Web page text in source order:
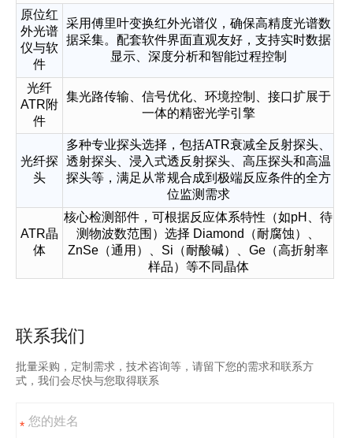
原位红
外光谱
仪与软
件
采用傅里叶变换红外光谱仪，确保高精度光谱数
据采集。配套软件界面直观友好，支持实时数据
显示、深度分析和智能过程控制
光纤
ATR附
件
集光路传输、信号优化、环境控制、接口扩展于
一体的精密光学引擎
光纤探
头
多种专业探头选择，包括ATR衰减全反射探头、
透射探头、浸入式透反射探头、高压探头和高温
探头等，满足从常规合成到极端反应条件的全方
位监测需求
ATR晶
体
核心检测部件，可根据反应体系特性（如pH、待
测物波数范围）选择 Diamond（耐腐蚀）、
ZnSe（通用）、Si（耐酸碱）、Ge（高折射率
样品）等不同晶体
联系我们
批量采购，定制需求，技术咨询等，请留下您的需求和联系方
式，我们会尽快与您取得联系
*